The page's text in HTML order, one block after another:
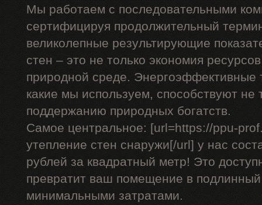
Мы работаем с последовательными
сертифицируя продолжительный
великолепные результирующие
стен – это не только экономия
природной среде. Энергоэффективные
какие мы используем, способствуют не
поддержанию природных богатств.
Самое центральное: [url=https://ppu-
утепление стен снаружи[/url] у нас
рублей за квадратный метр! Это
превратит ваш помещение в
минимальными затратами.